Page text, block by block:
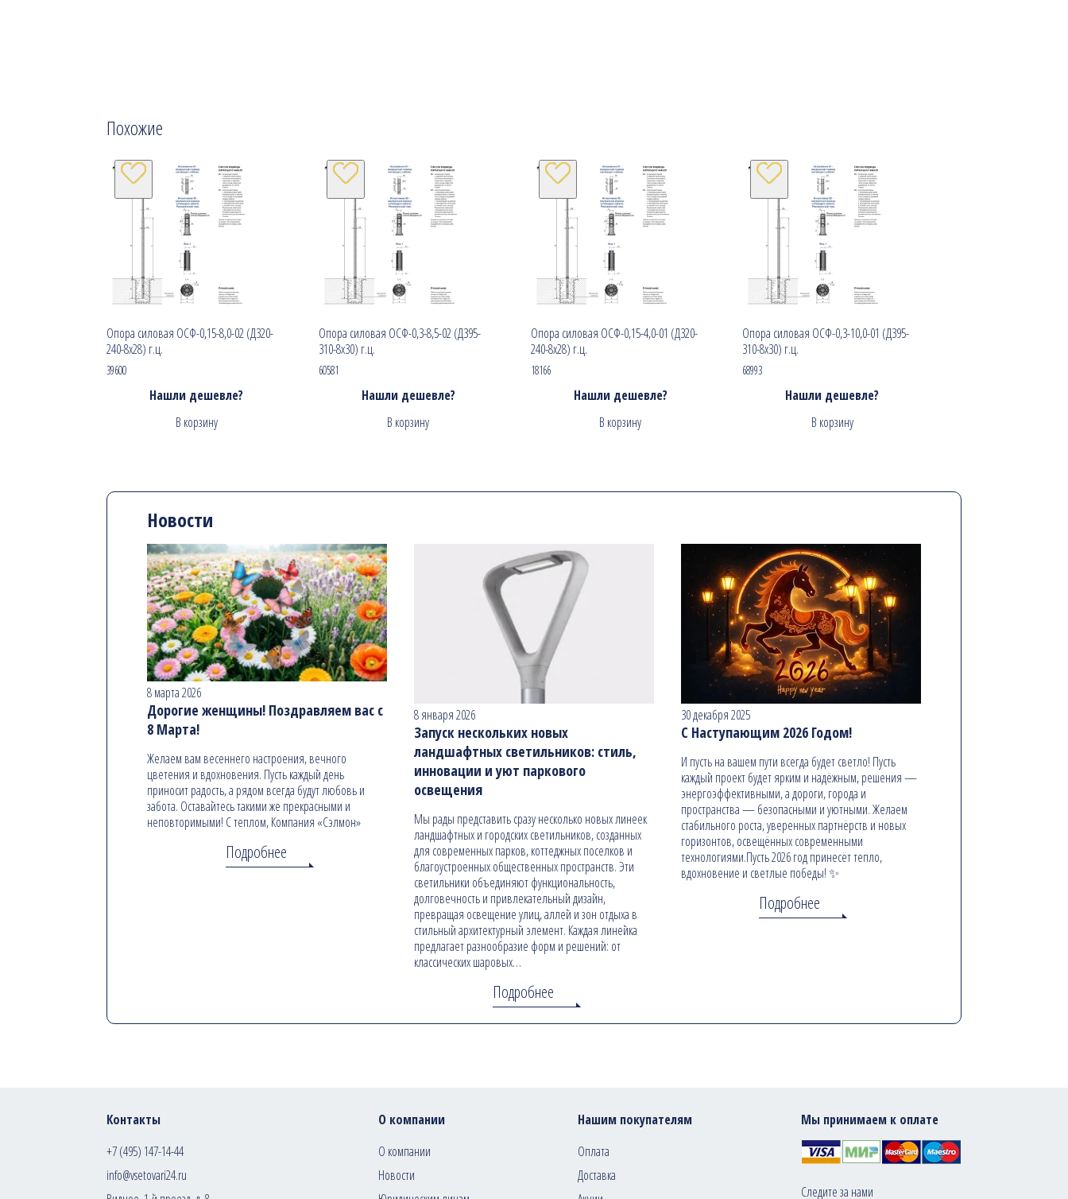
Похожие
Опора силовая ОСФ-0,15-8,0-02 (Д320-
240-8х28) г.ц.
39600
Нашли дешевле?
В корзину
Опора силовая ОСФ-0,3-8,5-02 (Д395-
310-8х30) г.ц.
60581
Нашли дешевле?
В корзину
Опора силовая ОСФ-0,15-4,0-01 (Д320-
240-8х28) г.ц.
18166
Нашли дешевле?
В корзину
Опора силовая ОСФ-0,3-10,0-01 (Д395-
310-8х30) г.ц.
68993
Нашли дешевле?
В корзину
Новости
8 марта 2026
Дорогие женщины! Поздравляем вас с
8 Марта!
Желаем вам весеннего настроения, вечного
цветения и вдохновения. Пусть каждый день
приносит радость, а рядом всегда будут любовь и
забота. Оставайтесь такими же прекрасными и
неповторимыми! С теплом, Компания «Сэлмон»
Подробнее
8 января 2026
Запуск нескольких новых
ландшафтных светильников: стиль,
инновации и уют паркового
освещения
Мы рады представить сразу несколько новых линеек
ландшафтных и городских светильников, созданных
для современных парков, коттеджных поселков и
благоустроенных общественных пространств. Эти
светильники объединяют функциональность,
долговечность и привлекательный дизайн,
превращая освещение улиц, аллей и зон отдыха в
стильный архитектурный элемент. Каждая линейка
предлагает разнообразие форм и решений: от
классических шаровых…
Подробнее
30 декабря 2025
С Наступающим 2026 Годом!
И пусть на вашем пути всегда будет светло! Пусть
каждый проект будет ярким и надёжным, решения —
энергоэффективными, а дороги, города и
пространства — безопасными и уютными. Желаем
стабильного роста, уверенных партнёрств и новых
горизонтов, освещённых современными
технологиями.Пусть 2026 год принесёт тепло,
вдохновение и светлые победы! ✨
Подробнее
Контакты
+7 (495) 147-14-44
info@vsetovari24.ru
О компании
О компании
Новости
Нашим покупателям
Оплата
Доставка
Мы принимаем к оплате
Следите за нами